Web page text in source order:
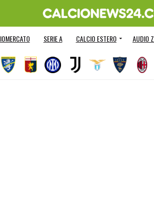
SERIE A CALCIO ESTERO AUDIO